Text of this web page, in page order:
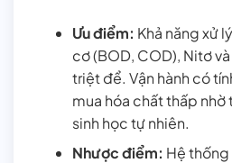
Ưu điểm: Khả năng xử
cơ (BOD, COD), Nitơ
triệt để. Vận hành có
mua hóa chất thấp nhờ
sinh học tự nhiên.
Nhược điểm: Hệ